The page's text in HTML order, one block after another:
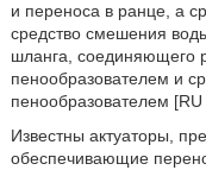
и переноса в ранце, а
средство смешения
шланга, соединяющего
пенообразователем и
пенообразователем
Известны актуаторы,
обеспечивающие